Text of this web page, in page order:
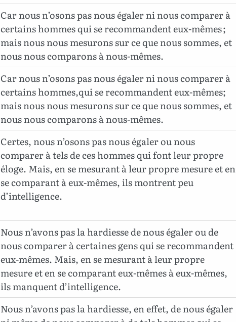
Car nous n’osons pas nous égaler ni nous comparer à
certains hommes qui se recommandent eux-mêmes ;
mais nous nous mesurons sur ce que nous sommes, et
nous nous comparons à nous-mêmes.
Car nous n’osons pas nous égaler ni nous comparer à
certains hommes,qui se recommandent eux-mêmes;
mais nous nous mesurons sur ce que nous sommes, et
nous nous comparons à nous-mêmes.
Certes, nous n’osons pas nous égaler ou nous
comparer à tels de ces hommes qui font leur propre
éloge. Mais, en se mesurant à leur propre mesure et en
se comparant à eux-mêmes, ils montrent peu
d’intelligence.
Nous n’avons pas la hardiesse de nous égaler ou de
nous comparer à certaines gens qui se recommandent
eux-mêmes. Mais, en se mesurant à leur propre
mesure et en se comparant eux-mêmes à eux-mêmes,
ils manquent d’intelligence.
Nous n’avons pas la hardiesse, en effet, de nous égaler